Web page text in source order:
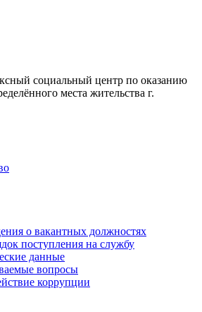
социальный центр по оказанию
места жительства г.
о вакантных должностях
поступления на службу
данные
вопросы
коррупции